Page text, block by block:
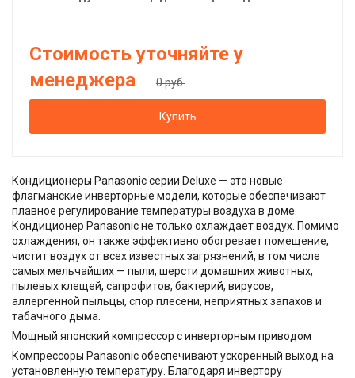
Стоимость уточняйте у
менеджера
0 руб.
Купить
Кондиционеры Panasonic серии Deluxe — это новые
флагманские инверторные модели, которые обеспечивают
плавное регулирование температуры воздуха в доме.
Кондиционер Panasonic не только охлаждает воздух. Помимо
охлаждения, он также эффективно обогревает помещение,
чистит воздух от всех известных загрязнений, в том числе
самых мельчайших — пыли, шерсти домашних животных,
пылевых клещей, сапрофитов, бактерий, вирусов,
аллергенной пыльцы, спор плесени, неприятных запахов и
табачного дыма.
Мощный японский компрессор с инверторным приводом
Компрессоры Panasonic обеспечивают ускоренный выход на
установленную температуру. Благодаря инвертору